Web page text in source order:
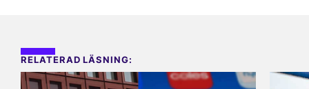
RELATERAD LÄSNING: